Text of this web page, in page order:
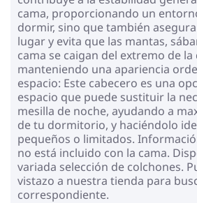
cama, proporcionando un
dormir, sino que también
lugar y evita que las mantas,
cama se caigan del extremo de la
manteniendo una apariencia
espacio: Este cabecero es una
espacio que puede sustituir la
mesilla de noche, ayudando a
de tu dormitorio, y haciéndolo
pequeños o limitados.
no está incluido con la cama.
variada selección de colchones.
vistazo a nuestra tienda para
correspondiente.